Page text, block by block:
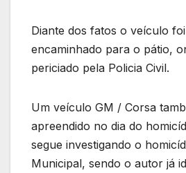
Diante dos fatos o veículo
encaminhado para o pátio,
periciado pela Policia Civil.
Um veículo GM / Corsa
apreendido no dia do
segue investigando o
Municipal, sendo o autor já